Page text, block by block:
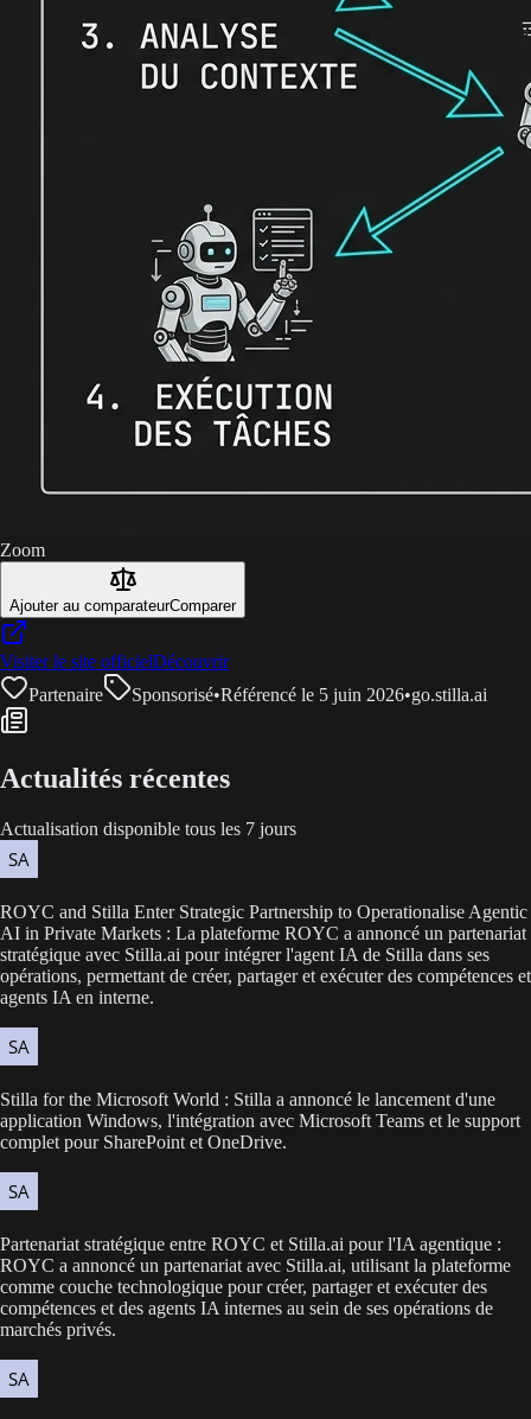
Zoom
Ajouter au comparateurComparer
Visiter le site officielDécouvrir
Partenaire
Sponsorisé•Référencé le 5 juin 2026•go.stilla.ai
Actualités récentes
Actualisation disponible tous les 7 jours
ROYC and Stilla Enter Strategic Partnership to Operationalise Agentic
AI in Private Markets : La plateforme ROYC a annoncé un partenariat
stratégique avec Stilla.ai pour intégrer l'agent IA de Stilla dans ses
opérations, permettant de créer, partager et exécuter des compétences et
agents IA en interne.
Stilla for the Microsoft World : Stilla a annoncé le lancement d'une
application Windows, l'intégration avec Microsoft Teams et le support
complet pour SharePoint et OneDrive.
Partenariat stratégique entre ROYC et Stilla.ai pour l'IA agentique :
ROYC a annoncé un partenariat avec Stilla.ai, utilisant la plateforme
comme couche technologique pour créer, partager et exécuter des
compétences et des agents IA internes au sein de ses opérations de
marchés privés.